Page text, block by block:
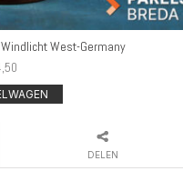
West-Germany
DELEN